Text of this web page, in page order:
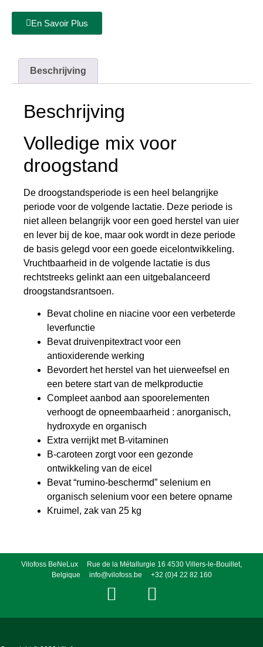
En Savoir Plus
Beschrijving
Beschrijving
Volledige mix voor
droogstand
De droogstandsperiode is een heel belangrijke
periode voor de volgende lactatie. Deze periode is
niet alleen belangrijk voor een goed herstel van uier
en lever bij de koe, maar ook wordt in deze periode
de basis gelegd voor een goede eicelontwikkeling.
Vruchtbaarheid in de volgende lactatie is dus
rechtstreeks gelinkt aan een uitgebalanceerd
droogstandsrantsoen.
Bevat choline en niacine voor een verbeterde
leverfunctie
Bevat druivenpitextract voor een
antioxiderende werking
Bevordert het herstel van het uierweefsel en
een betere start van de melkproductie
Compleet aanbod aan spoorelementen
verhoogt de opneembaarheid : anorganisch,
hydroxyde en organisch
Extra verrijkt met B-vitaminen
B-caroteen zorgt voor een gezonde
ontwikkeling van de eicel
Bevat “rumino-beschermd” selenium en
organisch selenium voor een betere opname
Kruimel, zak van 25 kg
Vilofoss BeNeLux Rue de la Métallurgie 16 4530 Villers-le-Bouillet,
Belgique
info@vilofoss.be +32 (0)4 22 82 160